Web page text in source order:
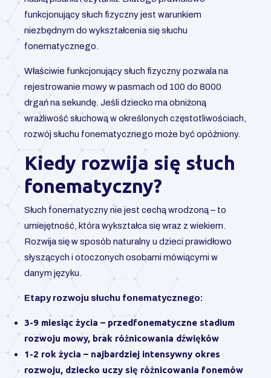
funkcjonujący słuch fizyczny jest warunkiem
niezbędnym do wykształcenia się słuchu
fonematycznego.
Właściwie funkcjonujący słuch fizyczny pozwala na
rejestrowanie mowy w pasmach od 100 do 8000
drgań na sekundę. Jeśli dziecko ma obniżoną
wrażliwość słuchową w określonych częstotliwościach,
rozwój słuchu fonematycznego może być opóźniony.
Kiedy rozwija się słuch
fonematyczny?
Słuch fonematyczny nie jest cechą wrodzoną – to
umiejętność, która wykształca się wraz z wiekiem.
Rozwija się w sposób naturalny u dzieci prawidłowo
słyszących i otoczonych osobami mówiącymi w
danym języku.
Etapy rozwoju słuchu fonematycznego:
3-9 miesiąc życia – przedfonematyczne stadium
rozwoju mowy, brak różnicowania dźwięków
1-2 rok życia – najbardziej intensywny okres
rozwoju, dziecko uczy się różnicowania fonemów